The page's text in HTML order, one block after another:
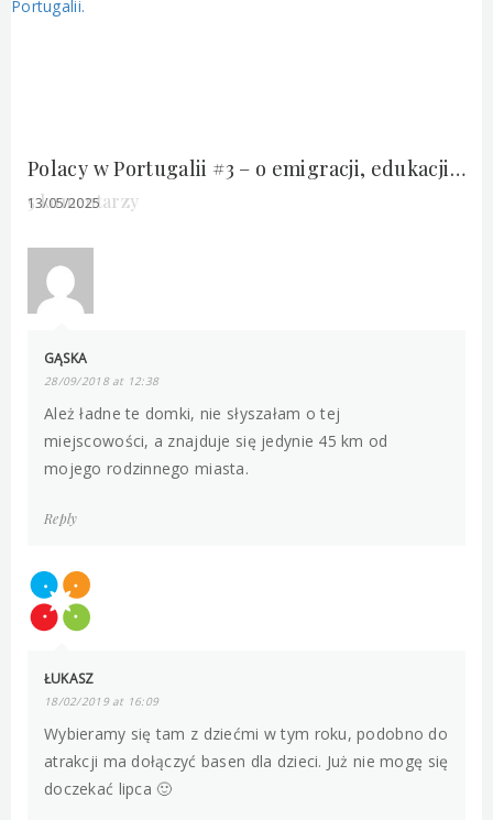
Polacy w Portugalii #3 – o emigracji, edukacji i życiu z dziećmi w Armação de Pera. Rozmowa z Kasią @the_summer_hunters.
13/05/2025
5 komentarzy
GĄSKA
28/09/2018 at 12:38
Ależ ładne te domki, nie słyszałam o tej
miejscowości, a znajduje się jedynie 45 km od
mojego rodzinnego miasta.
Reply
ŁUKASZ
18/02/2019 at 16:09
Wybieramy się tam z dziećmi w tym roku, podobno do
atrakcji ma dołączyć basen dla dzieci. Już nie mogę się
doczekać lipca 🙂